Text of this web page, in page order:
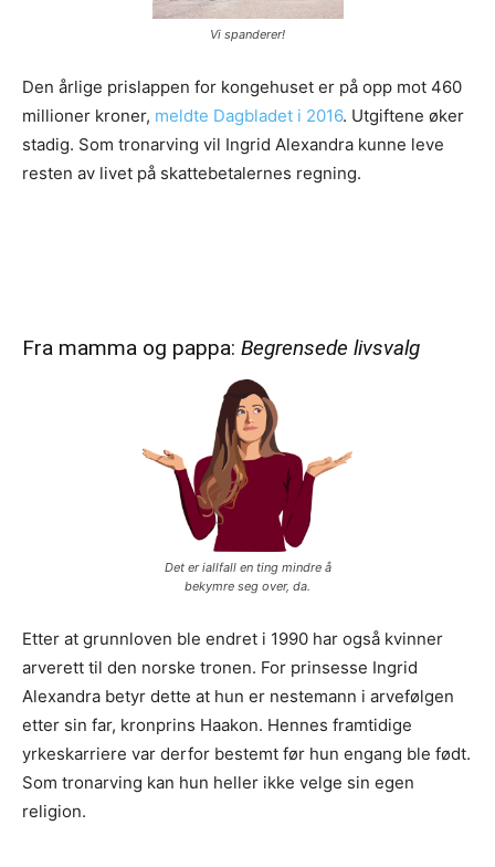
Vi spanderer!
Den årlige prislappen for kongehuset er på opp mot 460
millioner kroner, meldte Dagbladet i 2016. Utgiftene øker
stadig. Som tronarving vil Ingrid Alexandra kunne leve
resten av livet på skattebetalernes regning.
Fra mamma og pappa: Begrensede livsvalg
Det er iallfall en ting mindre å
bekymre seg over, da.
Etter at grunnloven ble endret i 1990 har også kvinner
arverett til den norske tronen. For prinsesse Ingrid
Alexandra betyr dette at hun er nestemann i arvefølgen
etter sin far, kronprins Haakon. Hennes framtidige
yrkeskarriere var derfor bestemt før hun engang ble født.
Som tronarving kan hun heller ikke velge sin egen
religion.